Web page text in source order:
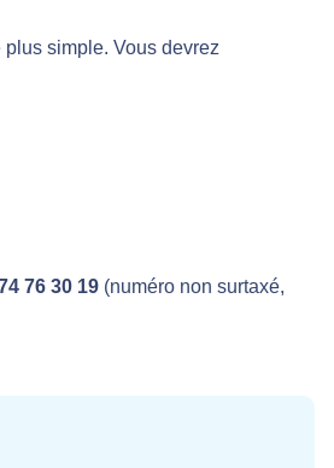
plus simple. Vous devrez
76 30 19 (numéro non surtaxé,